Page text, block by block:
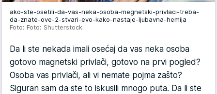
ako-ste-osetili-da-vas-neka-osoba-megnetski-privlaci-treba-
da-znate-ove-2-stvari-evo-kako-nastaje-ljubavna-hemija
Foto: Foto: Shutterstock
Da li ste nekada imali osećaj da vas neka osoba
gotovo magnetski privlači, gotovo na prvi pogled?
Osoba vas privlači, ali vi nemate pojma zašto?
Siguran sam da ste to iskusili mnogo puta. Da li ste